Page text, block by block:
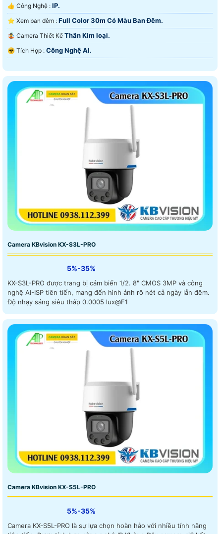
👍 Công Nghệ : IP.
⭐ Xem ban đêm : Full Color 30m Có Màu Ban Ðêm.
🤹 Camera Thiết Kế Thân Kim loại.
️☣️ Tích Hợp : Công Nghệ AI.
Camera KBvision KX-S3L-PRO
5%-35%
KX-S3L-PRO được trang bị cảm biến 1/2. 8" CMOS 3MP và công
nghệ AI-ISP tiên tiến, mang đến hình ảnh rõ nét cả ngày lẫn đêm.
Độ nhạy sáng siêu thấp 0.0005 lux@F1
Camera KBvision KX-S5L-PRO
5%-35%
Camera KX-S5L-PRO là sự lựa chọn hoàn hảo với nhiều tính năng